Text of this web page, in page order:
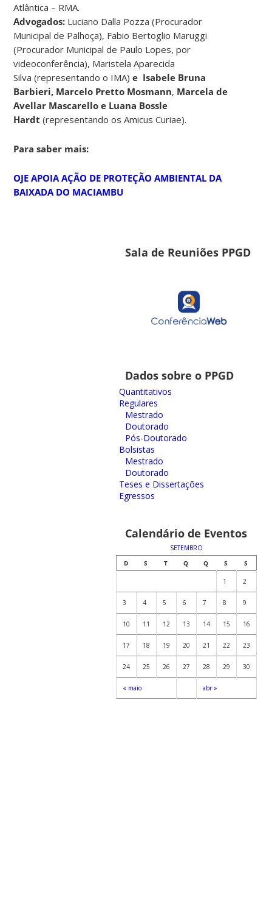
Atlântica – RMA.
Advogados: Luciano Dalla Pozza (Procurador
Municipal de Palhoça), Fabio Bertoglio Maruggi
(Procurador Municipal de Paulo Lopes, por
videoconferência), Maristela Aparecida
Silva (representando o IMA)e Isabele Bruna
Barbieri, Marcelo Pretto Mosmann, Marcela de
Avellar Mascarello e Luana Bossle
Hardt(representando os Amicus Curiae).
Para saber mais:
OJE APOIA AÇÃO DE PROTEÇÃO AMBIENTAL DA
BAIXADA DO MACIAMBU
Sala de Reuniões PPGD
Dados sobre o PPGD
Quantitativos
Regulares
Mestrado
Doutorado
Pós-Doutorado
Bolsistas
Mestrado
Doutorado
Teses e Dissertações
Egressos
Calendário de Eventos
SETEMBRO
D
S T Q Q S S
« maio abr »
1 2
3 4 5 6 7 8 9
10 11 12 13 14 15 16
17 18 19 20 21 22 23
24 25 26 27 28 29 30